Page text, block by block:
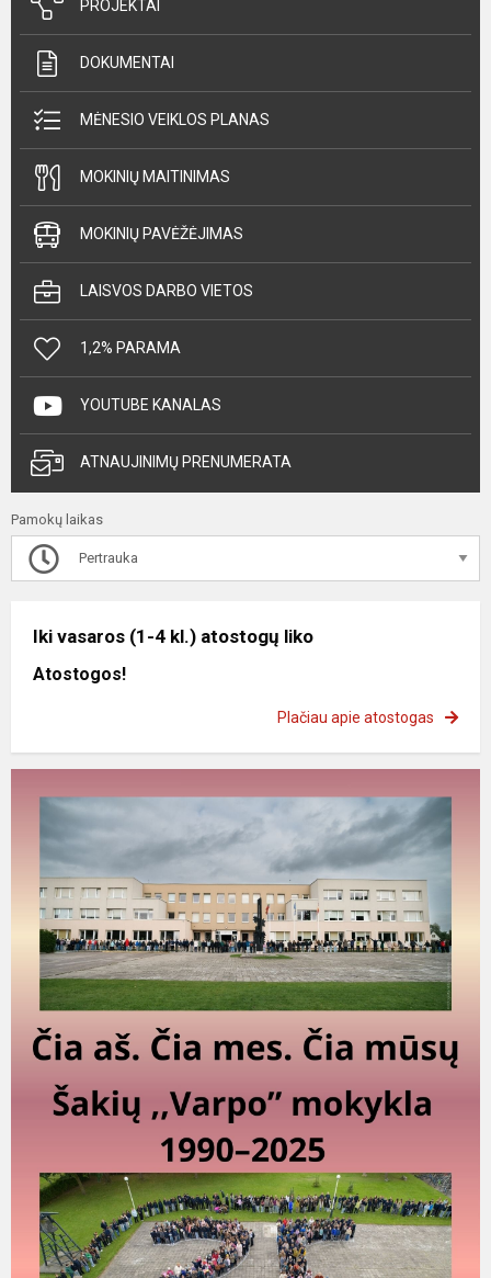
PROJEKTAI
DOKUMENTAI
MĖNESIO VEIKLOS PLANAS
MOKINIŲ MAITINIMAS
MOKINIŲ PAVĖŽĖJIMAS
LAISVOS DARBO VIETOS
1,2% PARAMA
YOUTUBE KANALAS
ATNAUJINIMŲ PRENUMERATA
Pamokų laikas
Pertrauka
Iki vasaros (1-4 kl.) atostogų liko
Atostogos!
Plačiau apie atostogas